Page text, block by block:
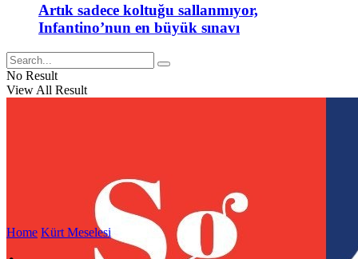
Artık sadece koltuğu sallanmıyor,
Infantino’nun en büyük sınavı
No Result
View All Result
Home Kürt Meselesi